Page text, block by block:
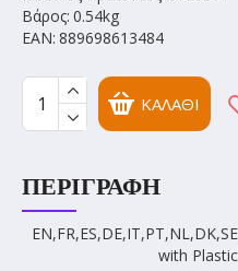
Βάρος: 0.54kg
EAN: 889698613484
ΚΑΛΆΘΙ
ΠΕΡΙΓΡΑΦΉ
with